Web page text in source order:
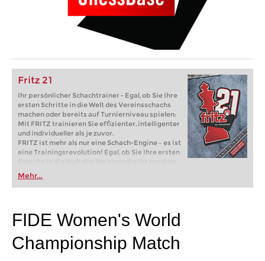
Fritz 21
Ihr persönlicher Schachtrainer - Egal, ob Sie Ihre
ersten Schritte in die Welt des Vereinsschachs
machen oder bereits auf Turnierniveau spielen:
Mit FRITZ trainieren Sie effizienter, intelligenter
und individueller als je zuvor.
FRITZ ist mehr als nur eine Schach-Engine – es ist
eine Trainingsrevolution! Egal, ob Sie Ihre ersten
Schritte in die Welt des Vereinsschachs machen
oder bereits auf Turnierniveau spielen: Mit
FRITZ trainieren Sie effizienter, intelligenter und
individueller als je zuvor.
Mehr...
FIDE Women's World
Championship Match